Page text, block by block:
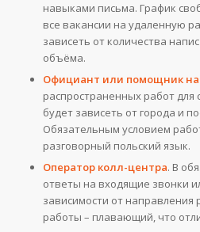
навыками письма. График
все вакансии на удаленную
зависеть от количества
объёма.
Официант или помощник на
распространенных работ для
будет зависеть от города и
Обязательным условием
разговорный польский язык.
Оператор колл-центра. В
ответы на входящие звонки
зависимости от
работы – плавающий, что